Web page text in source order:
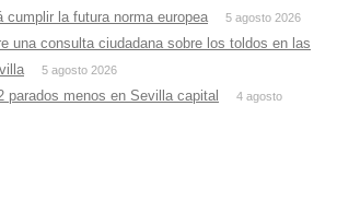
cumplir la futura norma europea
5 agosto 2026
una consulta ciudadana sobre los toldos en las
5 agosto 2026
parados menos en Sevilla capital
4 agosto